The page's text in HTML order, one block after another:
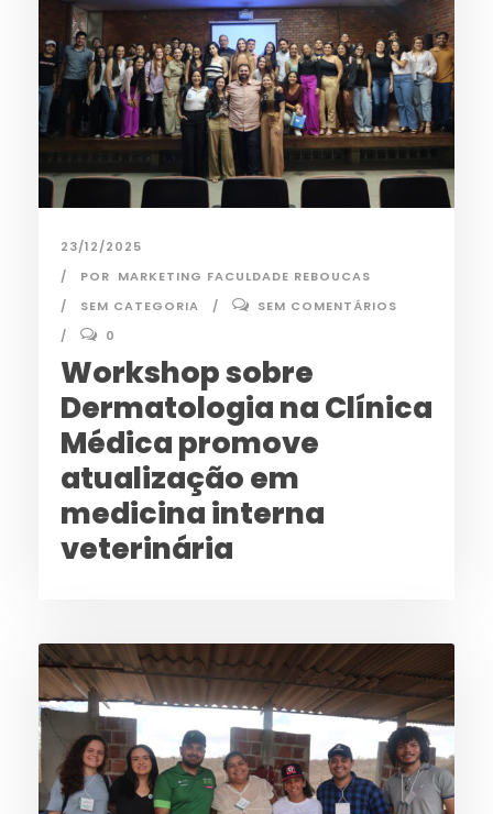
23/12/2025
POR MARKETING FACULDADE REBOUCAS
SEM CATEGORIA
SEM COMENTÁRIOS
0
Workshop sobre
Dermatologia na Clínica
Médica promove
atualização em
medicina interna
veterinária